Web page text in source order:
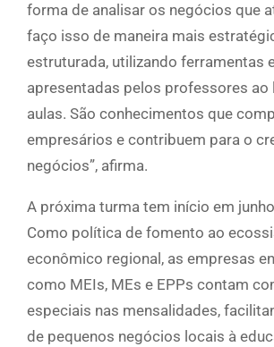
forma de analisar os negócios que
faço isso de maneira mais
estruturada, utilizando ferramentas
apresentadas pelos professores ao
aulas. São conhecimentos que
empresários e contribuem para o
negócios”, afirma.
A próxima turma tem início em
Como política de fomento ao
econômico regional, as empresas
como MEIs, MEs e EPPs contam
especiais nas mensalidades,
de pequenos negócios locais à